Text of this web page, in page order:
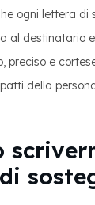
ogni lettera di
al destinatario
preciso e
della